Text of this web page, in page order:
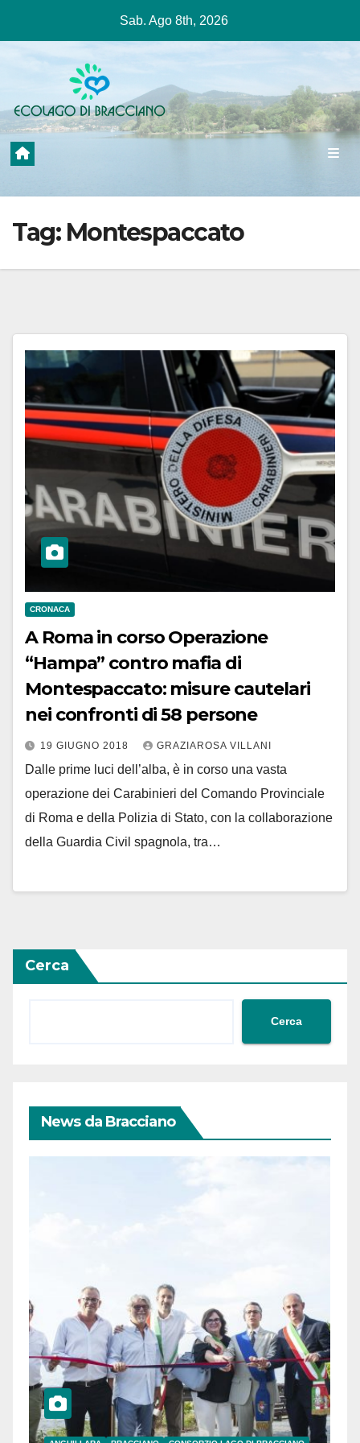
contenuto
Sab. Ago 8th, 2026
Tag: Montespaccato
CRONACA
A Roma in corso Operazione
“Hampa” contro mafia di
Montespaccato: misure cautelari
nei confronti di 58 persone
19 GIUGNO 2018 GRAZIAROSA VILLANI
Dalle prime luci dell’alba, è in corso una vasta
operazione dei Carabinieri del Comando Provinciale
di Roma e della Polizia di Stato, con la collaborazione
della Guardia Civil spagnola, tra…
Cerca
Cerca
News da Bracciano